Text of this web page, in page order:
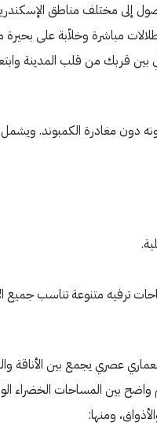
إلى مختلف مناطق
مباشرة وخلاّبة على
بين قربك من قلب المدينة
دون مغادرة الكمبوند.
ترفيه متنوعة تناسب جميع
عصري يجمع بين الأناقة
بين المساحات الخضراء
ومنها: